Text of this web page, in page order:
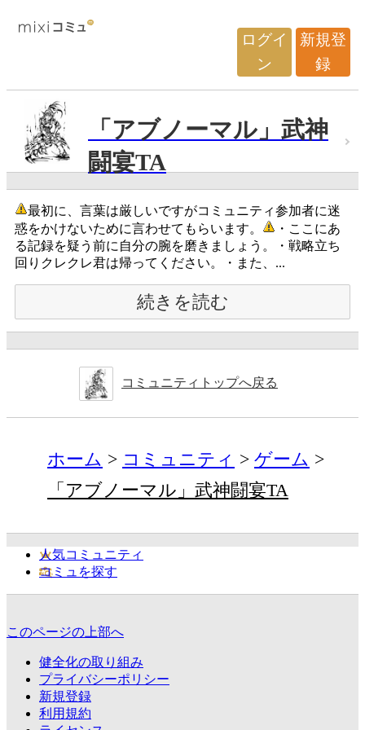
ログイ
ン
新規登
録
「アブノーマル」武神
闘宴TA
最初に、言葉は厳しいですがコミュニティ参加者に迷
惑をかけないために言わせてもらいます。
・ここにあ
る記録を疑う前に自分の腕を磨きましょう。・戦略立ち
回りクレクレ君は帰ってください。・また、...
続きを読む
コミュニティトップへ戻る
ホーム コミュニティ
ゲーム
「アブノーマル」武神闘宴TA
人気コミュニティ
コミュを探す
このページの上部へ
健全化の取り組み
プライバシーポリシー
新規登録
利用規約